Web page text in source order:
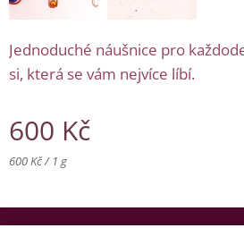
Jednoduché náušnice pro
si, která se vám nejvíce líbí.
600 Kč
600 Kč / 1 g